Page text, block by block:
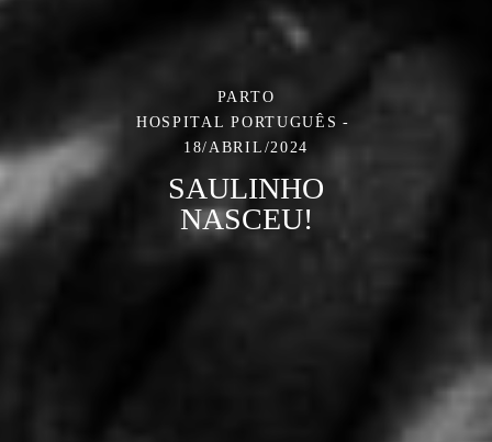
PARTO
HOSPITAL PORTUGUÊS
18/ABRIL/2024
SAULINHO
NASCEU!